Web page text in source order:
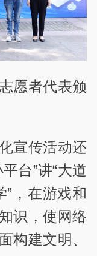
愿者代表颁
宣传活动还
台”讲“大道
”，在游戏和
识，使网络
构建文明、